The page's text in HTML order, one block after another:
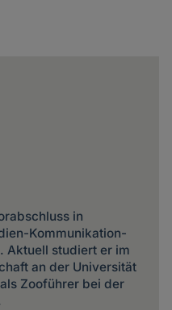
in
Kommunikation-
Aktuell studiert er im
an der Universität
Zooführer bei der